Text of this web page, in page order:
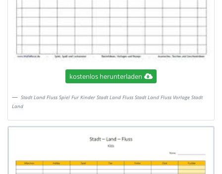
kostenlos herunterladen
Stadt Land Fluss Spiel Fur Kinder Stadt Land Fluss Stadt Land Fluss Vorlage Stadt
Land